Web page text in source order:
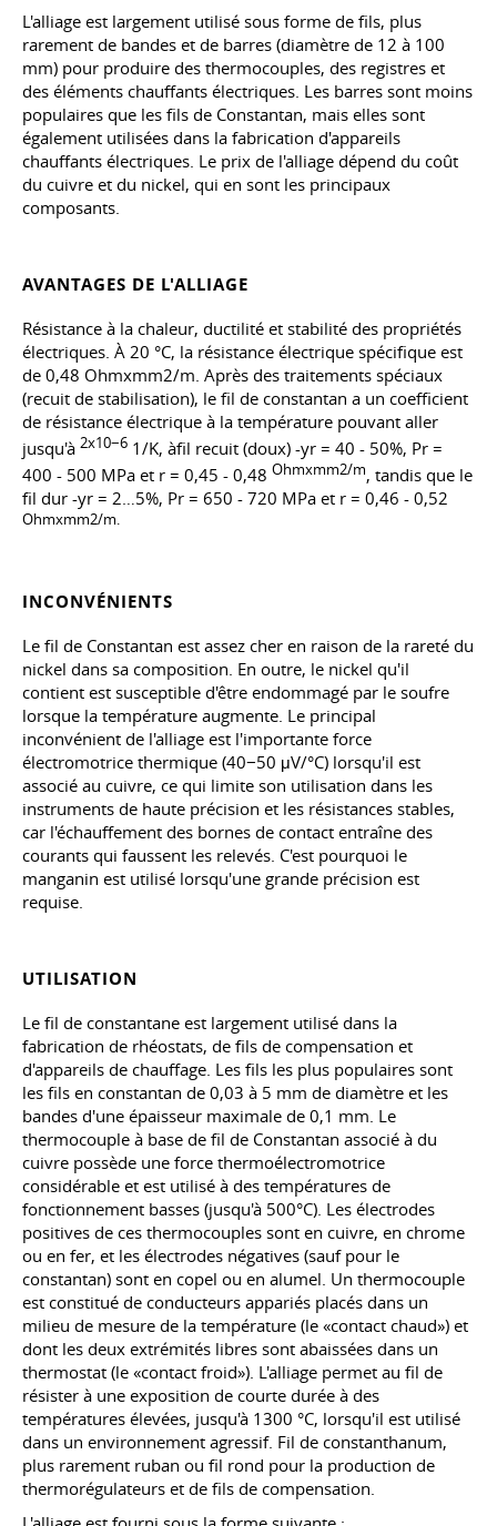
L'alliage est largement utilisé sous forme de fils, plus
rarement de bandes et de barres (diamètre de 12 à 100
mm) pour produire des thermocouples, des registres et
des éléments chauffants électriques. Les barres sont moins
populaires que les fils de Constantan, mais elles sont
également utilisées dans la fabrication d'appareils
chauffants électriques. Le prix de l'alliage dépend du coût
du cuivre et du nickel, qui en sont les principaux
composants.
AVANTAGES DE L'ALLIAGE
Résistance à la chaleur, ductilité et stabilité des propriétés
électriques. À 20 °C, la résistance électrique spécifique est
de 0,48 Ohmxmm2/m. Après des traitements spéciaux
(recuit de stabilisation), le fil de constantan a un coefficient
de résistance électrique à la température pouvant aller
jusqu'à 2x10−6 1/K, àfil recuit (doux) -yr = 40 - 50%, Pr =
400 - 500 MPa et r = 0,45 - 0,48 Ohmxmm2/m, tandis que le
fil dur -yr = 2…5%, Pr = 650 - 720 MPa et r = 0,46 - 0,52
Ohmxmm2/m.
INCONVÉNIENTS
Le fil de Constantan est assez cher en raison de la rareté du
nickel dans sa composition. En outre, le nickel qu'il
contient est susceptible d'être endommagé par le soufre
lorsque la température augmente. Le principal
inconvénient de l'alliage est l'importante force
électromotrice thermique (40−50 μV/°C) lorsqu'il est
associé au cuivre, ce qui limite son utilisation dans les
instruments de haute précision et les résistances stables,
car l'échauffement des bornes de contact entraîne des
courants qui faussent les relevés. C'est pourquoi le
manganin est utilisé lorsqu'une grande précision est
requise.
UTILISATION
Le fil de constantane est largement utilisé dans la
fabrication de rhéostats, de fils de compensation et
d'appareils de chauffage. Les fils les plus populaires sont
les fils en constantan de 0,03 à 5 mm de diamètre et les
bandes d'une épaisseur maximale de 0,1 mm. Le
thermocouple à base de fil de Constantan associé à du
cuivre possède une force thermoélectromotrice
considérable et est utilisé à des températures de
fonctionnement basses (jusqu'à 500°C). Les électrodes
positives de ces thermocouples sont en cuivre, en chrome
ou en fer, et les électrodes négatives (sauf pour le
constantan) sont en copel ou en alumel. Un thermocouple
est constitué de conducteurs appariés placés dans un
milieu de mesure de la température (le «contact chaud») et
dont les deux extrémités libres sont abaissées dans un
thermostat (le «contact froid»). L'alliage permet au fil de
résister à une exposition de courte durée à des
températures élevées, jusqu'à 1300 °C, lorsqu'il est utilisé
dans un environnement agressif. Fil de constanthanum,
plus rarement ruban ou fil rond pour la production de
thermorégulateurs et de fils de compensation.